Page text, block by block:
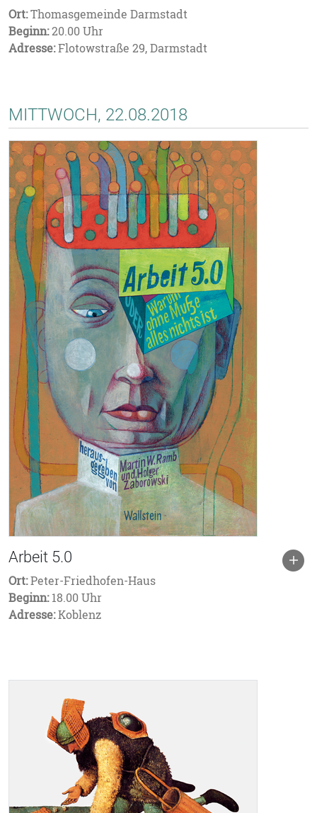
Ort:Thomasgemeinde Darmstadt
Beginn:20.00 Uhr
Adresse:Flotowstraße 29, Darmstadt
MITTWOCH, 22.08.2018
Arbeit 5.0
Ort:Peter-Friedhofen-Haus
Beginn:18.00 Uhr
Adresse:Koblenz